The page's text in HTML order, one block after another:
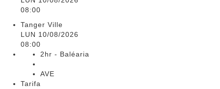
08:00
Tanger Ville
LUN 10/08/2026
08:00
2hr - Baléaria
AVE
Tarifa